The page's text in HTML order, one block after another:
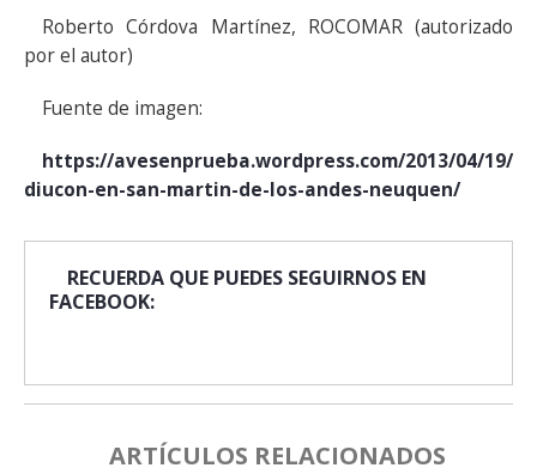
Roberto Córdova Martínez, ROCOMAR (autorizado
por el autor)
Fuente de imagen:
https://avesenprueba.wordpress.com/2013/04/19/
diucon-en-san-martin-de-los-andes-neuquen/
RECUERDA QUE PUEDES SEGUIRNOS EN
FACEBOOK:
ARTÍCULOS RELACIONADOS